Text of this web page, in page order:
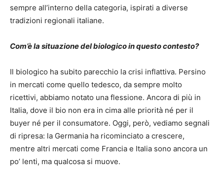
sempre all’interno della categoria, ispirati a diverse
tradizioni regionali italiane.
Com’è la situazione del biologico in questo contesto?
Il biologico ha subito parecchio la crisi inflattiva. Persino
in mercati come quello tedesco, da sempre molto
ricettivi, abbiamo notato una flessione. Ancora di più in
Italia, dove il bio non era in cima alle priorità né per il
buyer né per il consumatore. Oggi, però, vediamo segnali
di ripresa: la Germania ha ricominciato a crescere,
mentre altri mercati come Francia e Italia sono ancora un
po’ lenti, ma qualcosa si muove.